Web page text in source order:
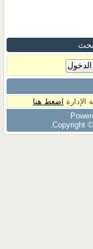
اضغط هنا
Copyright